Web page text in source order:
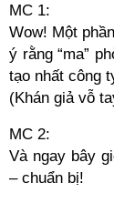
MC 1:
Wow! Một
ý rằng “ma”
tạo nhất công
(Khán giả vỗ
MC 2:
Và ngay bây
– chuẩn bị!